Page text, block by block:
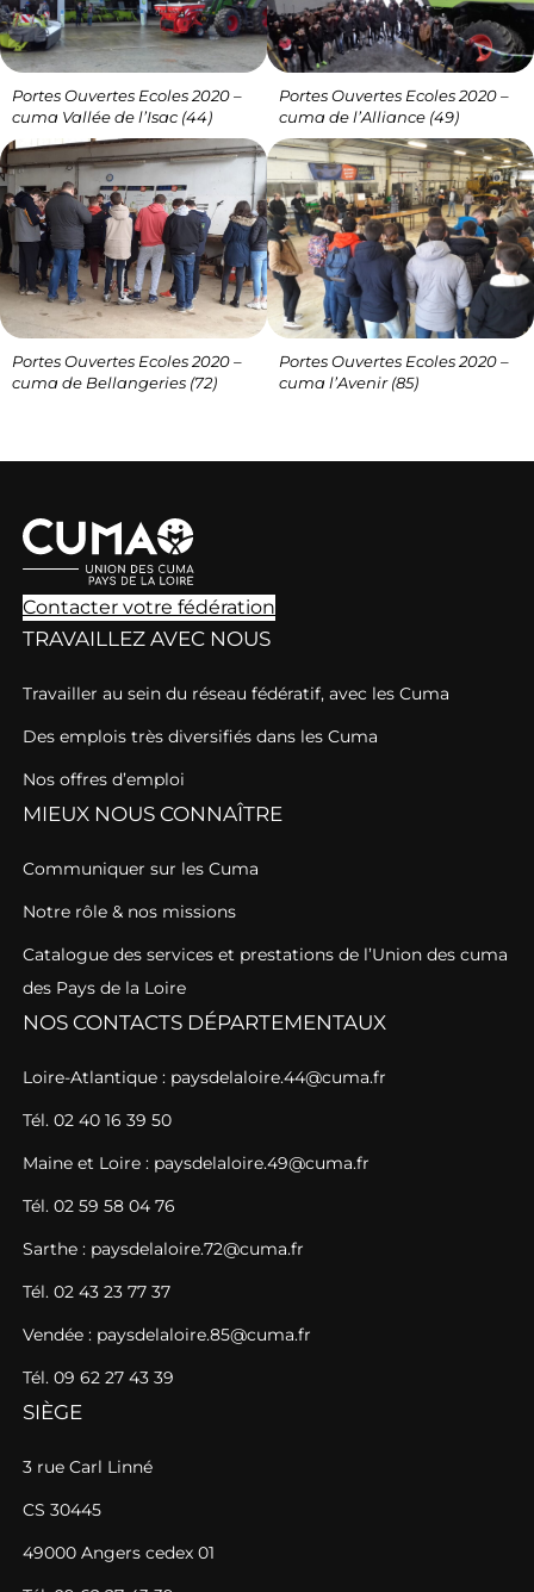
Portes Ouvertes Ecoles 2020 –
cuma Vallée de l’Isac (44)
Portes Ouvertes Ecoles 2020 –
cuma de l’Alliance (49)
Portes Ouvertes Ecoles 2020 –
cuma de Bellangeries (72)
Portes Ouvertes Ecoles 2020 –
cuma l’Avenir (85)
Contacter votre fédération
TRAVAILLEZ AVEC NOUS
Travailler au sein du réseau fédératif, avec les Cuma
Des emplois très diversifiés dans les Cuma
Nos offres d’emploi
MIEUX NOUS CONNAÎTRE
Communiquer sur les Cuma
Notre rôle & nos missions
Catalogue des services et prestations de l’Union des cuma
des Pays de la Loire
NOS CONTACTS DÉPARTEMENTAUX
Loire-Atlantique : paysdelaloire.44@cuma.fr
Tél. 02 40 16 39 50
Maine et Loire : paysdelaloire.49@cuma.fr
Tél. 02 59 58 04 76
Sarthe : paysdelaloire.72@cuma.fr
Tél. 02 43 23 77 37
Vendée : paysdelaloire.85@cuma.fr
Tél. 09 62 27 43 39
SIÈGE
3 rue Carl Linné
CS 30445
49000 Angers cedex 01